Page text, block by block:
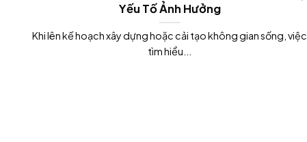
Yếu Tố Ảnh Hưởng
Khi lên kế hoạch xây dựng hoặc cải tạo không gian sống, việc
tìm hiểu...